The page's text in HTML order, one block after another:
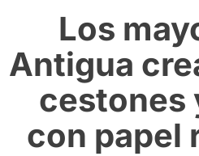
Los
Antigua
cestones
con papel